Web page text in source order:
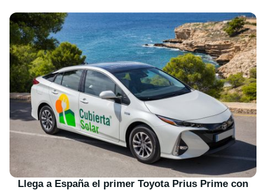
Llega a España el primer Toyota Prius Prime con